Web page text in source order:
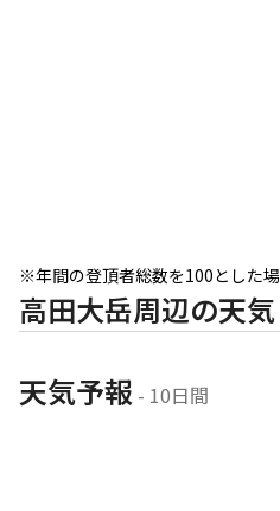
※年間の登頂者総数を100とした
高田大岳周辺の天気
天気予報 - 10日間